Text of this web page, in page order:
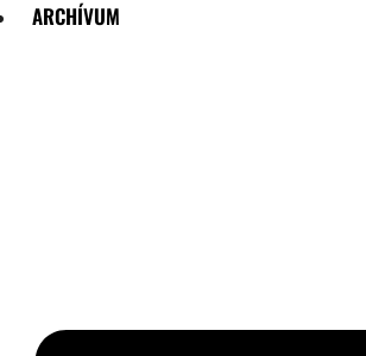
ARCHÍVUM